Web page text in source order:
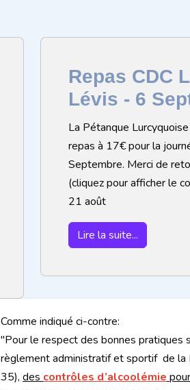
Repas CDC
Lévis - 6
La Pétanque
repas à 17€ pour la
Septembre. Merci de
(cliquez pour afficher le
21 août
Lire la suite...
Comme indiqué ci-contre:
"Pour le respect des bonnes pratiques
règlement administratif et sportif de la
35), des contrôles d’alcoolémie